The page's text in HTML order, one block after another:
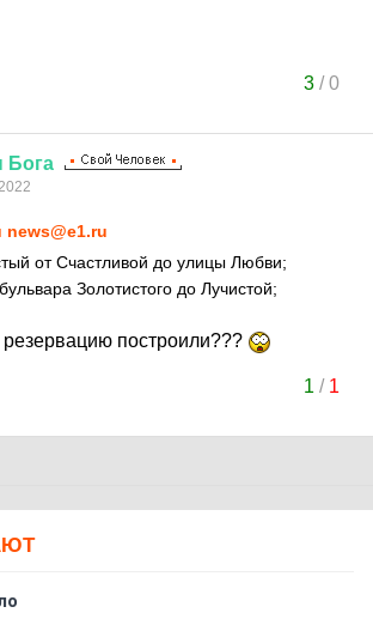
3/0
Бога
news@e1.ru
от Счастливой до улицы Любви;
Золотистого до Лучистой;
построили???
1 / 1